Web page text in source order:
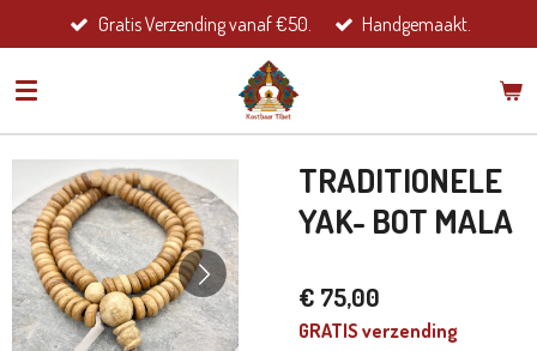
direct
naar
hoofdinhoud
Gratis Verzending vanaf €50. Handgemaakt.
TRADITIONELE
YAK- BOT MALA
€ 75,00
GRATIS verzending